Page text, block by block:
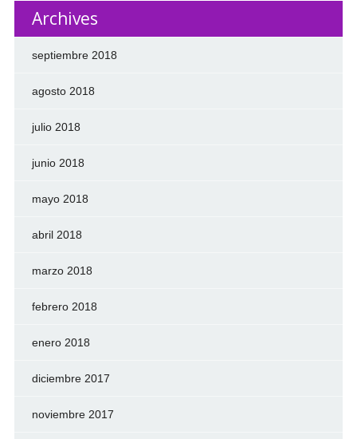
Archives
septiembre 2018
agosto 2018
julio 2018
junio 2018
mayo 2018
abril 2018
marzo 2018
febrero 2018
enero 2018
diciembre 2017
noviembre 2017